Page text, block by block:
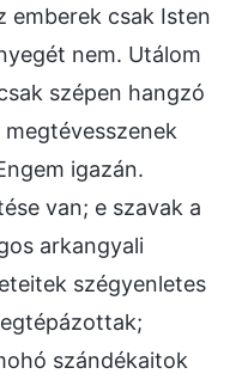
emberek csak Isten
nem. Utálom
szépen hangzó
igazán.
van; e szavak a
arkangyali
szégyenletes
szándékaitok